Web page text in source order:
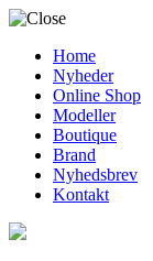
Home
Nyheder
Online Shop
Modeller
Boutique
Brand
Nyhedsbrev
Kontakt